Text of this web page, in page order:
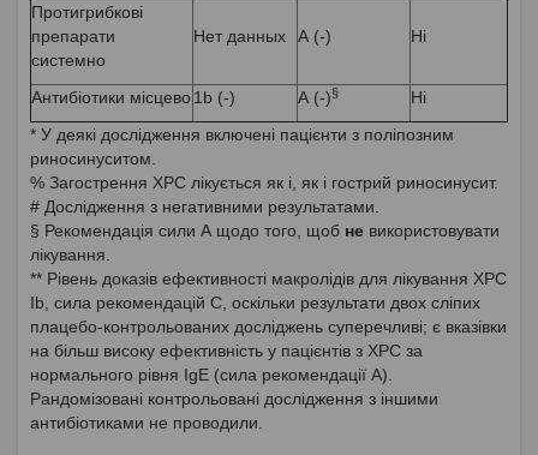
Протигрибкові
препарати
системно
Нет данных А (-) Ні
Антибіотики місцево 1b (-) А (-)§
Ні
* У деякі дослідження включені пацієнти з поліпозним
риносинуситом.
% Загострення ХРС лікується як і, як і гострий риносинусит.
# Дослідження з негативними результатами.
§ Рекомендація сили А щодо того, щоб не використовувати
лікування.
** Рівень доказів ефективності макролідів для лікування ХРС
Ib, сила рекомендацій С, оскільки результати двох сліпих
плацебо-контрольованих досліджень суперечливі; є вказівки
на більш високу ефективність у пацієнтів з ХРС за
нормального рівня IgE (сила рекомендації А).
Рандомізовані контрольовані дослідження з іншими
антибіотиками не проводили.